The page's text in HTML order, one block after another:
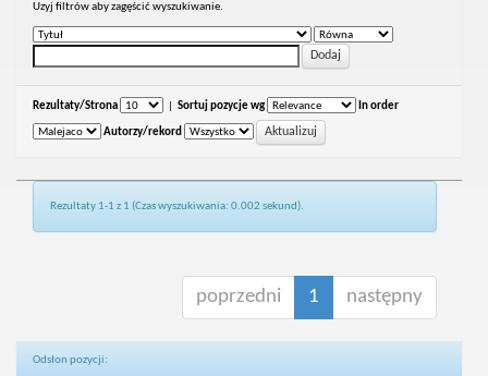
Uzyj filtrów aby zagęścić wyszukiwanie.
Rezultaty/Strona Sortuj pozycje wg In order
Autorzy/rekord
Rezultaty 1-1 z 1 (Czas wyszukiwania: 0.002 sekund).
poprzedni 1 następny
Odsłon pozycji: